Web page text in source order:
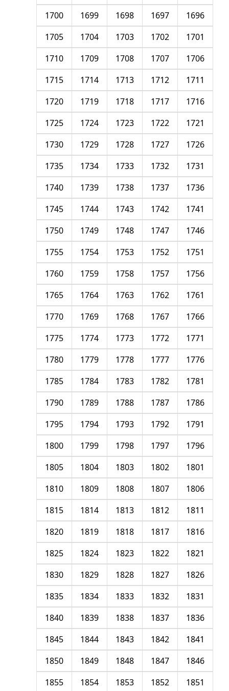
1696
1697
1698
1699
1700
1701
1702
1703
1704
1705
1706
1707
1708
1709
1710
1711
1712
1713
1714
1715
1716
1717
1718
1719
1720
1721
1722
1723
1724
1725
1726
1727
1728
1729
1730
1731
1732
1733
1734
1735
1736
1737
1738
1739
1740
1741
1742
1743
1744
1745
1746
1747
1748
1749
1750
1751
1752
1753
1754
1755
1756
1757
1758
1759
1760
1761
1762
1763
1764
1765
1766
1767
1768
1769
1770
1771
1772
1773
1774
1775
1776
1777
1778
1779
1780
1781
1782
1783
1784
1785
1786
1787
1788
1789
1790
1791
1792
1793
1794
1795
1796
1797
1798
1799
1800
1801
1802
1803
1804
1805
1806
1807
1808
1809
1810
1811
1812
1813
1814
1815
1816
1817
1818
1819
1820
1821
1822
1823
1824
1825
1826
1827
1828
1829
1830
1831
1832
1833
1834
1835
1836
1837
1838
1839
1840
1841
1842
1843
1844
1845
1846
1847
1848
1849
1850
1851
1852
1853
1854
1855